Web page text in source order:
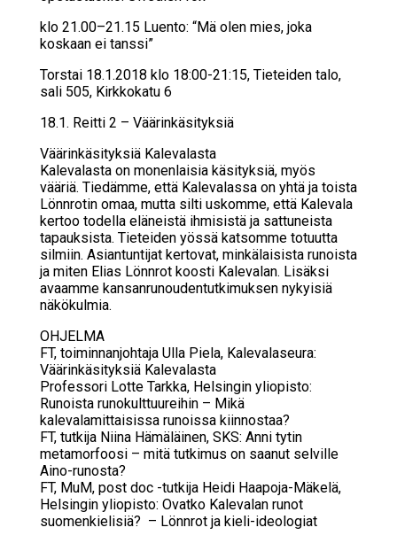
klo 21.00–21.15 Luento: “Mä olen mies, joka
koskaan ei tanssi”
Torstai 18.1.2018 klo 18:00-21:15, Tieteiden talo,
sali 505, Kirkkokatu 6
18.1. Reit­ti 2 – Vää­rin­kä­si­tyk­siä
Vää­rin­kä­si­tyk­siä Ka­le­va­las­ta
Kalevalasta on monenlaisia käsityksiä, myös
vääriä. Tiedämme, että Kalevalassa on yhtä ja toista
Lönnrotin omaa, mutta silti uskomme, että Kalevala
kertoo todella eläneistä ihmisistä ja sattuneista
tapauksista. Tieteiden yössä katsomme totuutta
silmiin. Asiantuntijat kertovat, minkälaisista runoista
ja miten Elias Lönnrot koosti Kalevalan. Lisäksi
avaamme kansanrunoudentutkimuksen nykyisiä
näkökulmia.
OHJELMA
FT, toiminnanjohtaja Ulla Piela, Kalevalaseura:
Väärinkäsityksiä Kalevalasta
Professori Lotte Tarkka, Helsingin yliopisto:
Runoista runokulttuureihin – Mikä
kalevalamittaisissa runoissa kiinnostaa?
FT, tutkija Niina Hämäläinen, SKS: Anni tytin
metamorfoosi – mitä tutkimus on saanut selville
Aino-runosta?
FT, MuM, post doc -tutkija Heidi Haapoja-Mäkelä,
Helsingin yliopisto: Ovatko Kalevalan runot
suomenkielisiä? – Lönnrot ja kieli-ideologiat